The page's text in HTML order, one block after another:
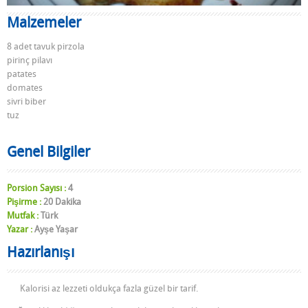
Malzemeler
8 adet tavuk pirzola
pirinç pilavı
patates
domates
sivri biber
tuz
Genel Bilgiler
Porsion Sayısı : 4
Pişirme : 20 Dakika
Mutfak : Türk
Yazar : Ayşe Yaşar
Hazırlanışı
Kalorisi az lezzeti oldukça fazla güzel bir tarif.